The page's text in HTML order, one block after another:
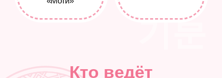
기분
Кто ведёт
(и это только официальная цифра